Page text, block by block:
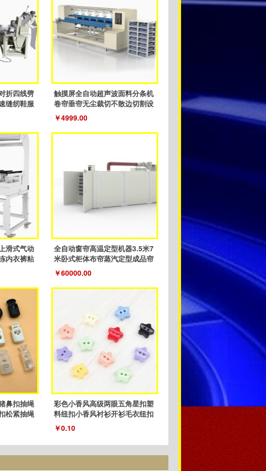
折四线劈
缝纫鞋服
触摸屏全自动超声波面料分条机
卷帘垂帘无尘裁切不散边切割设
备
￥4999.00
滑式气动
内衣裤粘
全自动窗帘高温定型机器3.5米7
米卧式柜体布帘蒸汽定型成品帘
￥60000.00
鼻扣抽绳
松紧抽绳
彩色小香风高级两眼五角星扣塑
料纽扣小香风衬衫开衫毛衣纽扣
厂家
￥0.10